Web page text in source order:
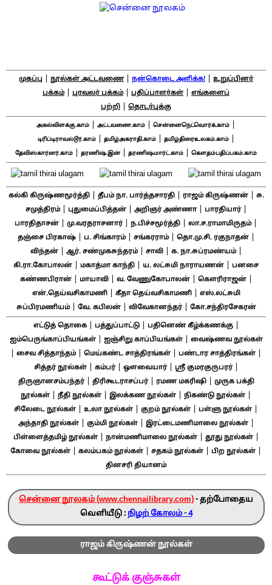
முகப்பு நூல்கள் அட்டவணை| நன்கொடை அளிக்க!
உறுப்பினர்
பக்கம்| புரவலர் பக்கம்| பதிப்பாளர்கள்
எங்களைப்
பற்றி
தொடர்புக்கு
அகல்விளக்கு.காம் அட்டவணை.காம் சென்னைநெட்வொர்க்.காம்
டிரிப்டிராவல்டூர்.காம்| தமிழ்அகராதி.காம்| தமிழ்திரைஉலகம்.காம்|
தேவிஸ்கார்னர்.காம் தரணிஷ்.இன்| தரணிஷ்மார்ட்.காம் கௌதம்பதிப்பகம்.காம்
கல்கி கிருஷ்ணமூர்த்தி| தீபம் நா. பார்த்தசாரதி| ராஜம் கிருஷ்ணன்|
சு.
சமுத்திரம்| புதுமைப்பித்தன்| அறிஞர் அண்ணா| பாரதியார்|
பாரதிதாசன் மு.வரதராசனார்| ந.பிச்சமூர்த்தி லா.ச.ராமாமிருதம்|
தஞ்சை பிரகாஷ்| ப. சிங்காரம்| சங்கரராம்| தொ.மு.சி. ரகுநாதன்|
விந்தன்| ஆர். சண்முகசுந்தரம்| சாவி| க. நா.சுப்ரமண்யம்|
கி.ரா.கோபாலன் மகாத்மா காந்தி ய. லட்சுமி நாராயணன்
பனசை
கண்ணபிரான்| மாயாவி| வ. வேணுகோபாலன்| கௌரிராஜன்|
என்.தெய்வசிகாமணி| கீதா தெய்வசிகாமணி|
எஸ்.லட்சுமி
சுப்பிரமணியம்| வே. கபிலன்| விவேகானந்தர்| கோ.சந்திரசேகரன்
எட்டுத் தொகை| பத்துப்பாட்டு| பதினெண் கீழ்க்கணக்கு|
ஐம்பெருங்காப்பியங்கள்| ஐஞ்சிறு காப்பியங்கள்| வைஷ்ணவ நூல்கள்
சைவ சித்தாந்தம்| மெய்கண்ட சாத்திரங்கள் பண்டார சாத்திரங்கள்
சித்தர் நூல்கள்| கம்பர்| ஔவையார்| ஸ்ரீ குமரகுருபரர்|
திருஞானசம்பந்தர்| திரிகூடராசப்பர்| ரமண மகரிஷி|
முருக பக்தி
நூல்கள்
நீதி நூல்கள் இலக்கண நூல்கள் நிகண்டு நூல்கள்
சிலேடை நூல்கள் உலா நூல்கள் குறம் நூல்கள் பள்ளு நூல்கள்
அந்தாதி நூல்கள்| கும்மி நூல்கள்| இரட்டைமணிமாலை நூல்கள்|
பிள்ளைத்தமிழ் நூல்கள்| நான்மணிமாலை நூல்கள்| தூது நூல்கள்|
கோவை நூல்கள் கலம்பகம் நூல்கள் சதகம் நூல்கள் பிற நூல்கள்
தினசரி தியானம்
சென்னை நூலகம் (www.chennailibrary.com)- தற்போதைய
வெளியீடு : நிழற் கோலம் - 4
ராஜம் கிருஷ்ணன் நூல்கள்
கூட்டுக் குஞ்சுகள்